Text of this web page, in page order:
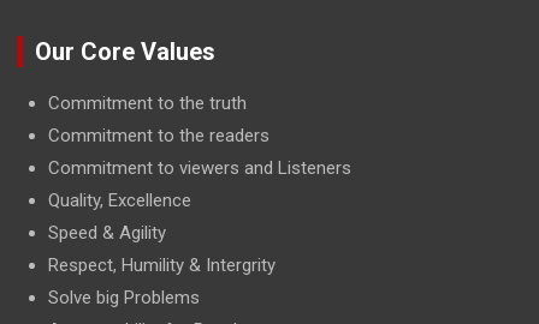
Our Core Values
Commitment to the truth
Commitment to the readers
Commitment to viewers and Listeners
Quality, Excellence
Speed & Agility
Respect, Humility & Intergrity
Solve big Problems